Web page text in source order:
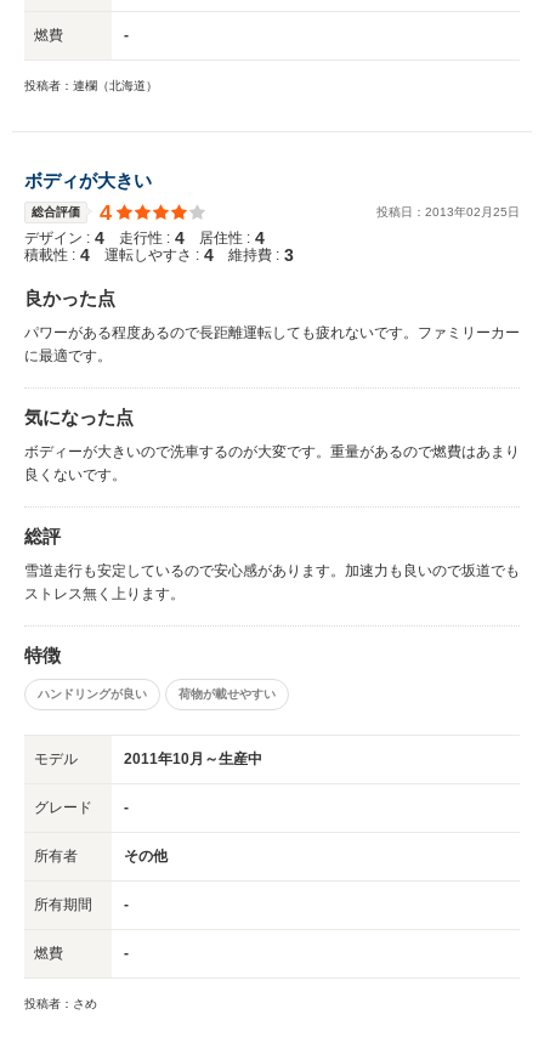
燃費 -
投稿者：連欄（北海道）
ボディが大きい
総合評価 4 投稿日： 2013年02 月25日
デザイン : 4 走行性 : 4 居住性 : 4
積載性 : 4 運転しやすさ : 4 維持費 : 3
良かった点
パワーがある程度あるので長距離運転しても疲れないです。ファミリーカー
に最適です。
気になった点
ボディーが大きいので洗車するのが大変です。重量があるので燃費はあまり
良くないです。
総評
雪道走行も安定しているので安心感があります。加速力も良いので坂道でも
ストレス無く上ります。
特徴
ハンドリングが良い 荷物が載せやすい
モデル 2011年10月～生産中
グレード -
所有者 その他
所有期間 -
燃費 -
投稿者：さめ